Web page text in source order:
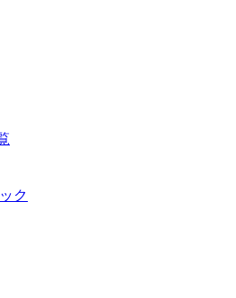
ク